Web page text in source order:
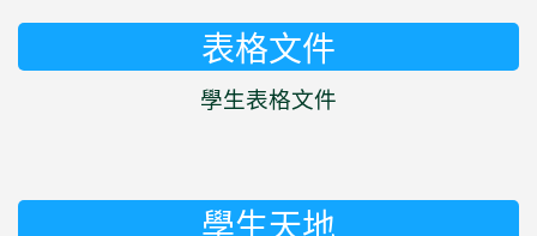
表格文件
學生表格文件
學生天地